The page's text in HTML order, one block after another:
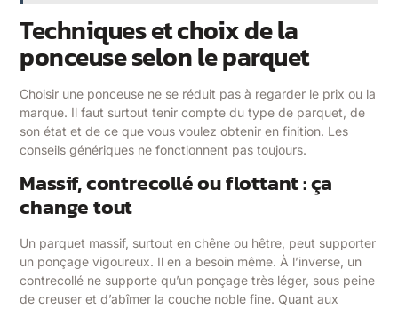
Techniques et choix de la
ponceuse selon le parquet
Choisir une ponceuse ne se réduit pas à regarder le prix ou la
marque. Il faut surtout tenir compte du type de parquet, de
son état et de ce que vous voulez obtenir en finition. Les
conseils génériques ne fonctionnent pas toujours.
Massif, contrecollé ou flottant : ça
change tout
Un parquet massif, surtout en chêne ou hêtre, peut supporter
un ponçage vigoureux. Il en a besoin même. À l’inverse, un
contrecollé ne supporte qu’un ponçage très léger, sous peine
de creuser et d’abîmer la couche noble fine. Quant aux